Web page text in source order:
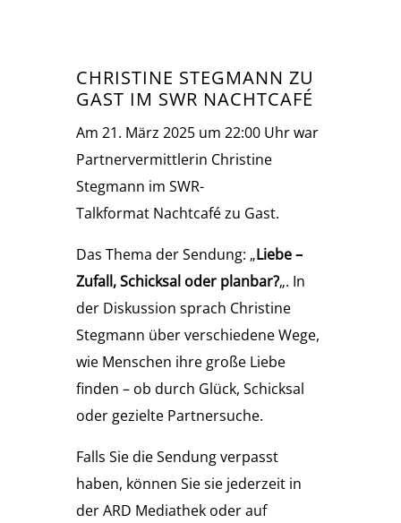
CHRISTINE STEGMANN ZU
GAST IM SWR NACHTCAFÉ
Am 21. März 2025 um 22:00 Uhr war
Partnervermittlerin Christine
Stegmann im SWR-
Talkformat Nachtcafé zu Gast.
Das Thema der Sendung: „Liebe –
Zufall, Schicksal oder planbar?„. In
der Diskussion sprach Christine
Stegmann über verschiedene Wege,
wie Menschen ihre große Liebe
finden – ob durch Glück, Schicksal
oder gezielte Partnersuche.
Falls Sie die Sendung verpasst
haben, können Sie sie jederzeit in
der ARD Mediathek oder auf